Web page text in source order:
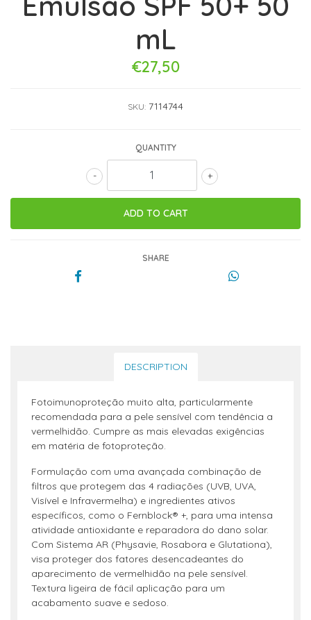
mL
€27,50
SKU: 7114744
QUANTITY
+
-
SHARE
DESCRIPTION
Fotoimunoproteção muito alta, particularmente
recomendada para a pele sensível com tendência a
vermelhidão. Cumpre as mais elevadas exigências
em matéria de fotoproteção.
Formulação com uma avançada combinação de
filtros que protegem das 4 radiações (UVB, UVA,
Visível e Infravermelha) e ingredientes ativos
específicos, como o Fernblock® +, para uma intensa
atividade antioxidante e reparadora do dano solar.
Com Sistema AR (Physavie, Rosabora e Glutationa),
visa proteger dos fatores desencadeantes do
aparecimento de vermelhidão na pele sensível.
Textura ligeira de fácil aplicação para um
acabamento suave e sedoso.